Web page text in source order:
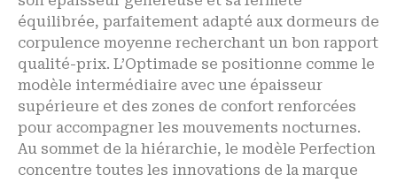
équilibrée, parfaitement adapté aux dormeurs de
corpulence moyenne recherchant un bon rapport
qualité-prix. L’Optimade se positionne comme le
modèle intermédiaire avec une épaisseur
supérieure et des zones de confort renforcées
pour accompagner les mouvements nocturnes.
Au sommet de la hiérarchie, le modèle Perfection
concentre toutes les innovations de la marque